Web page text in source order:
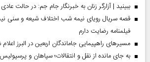
ببینید | آزارگر زنان به خبرنگار جام جم: در حالت
قصه سریال رویای نیمه شب اختلاف شیعه و سنی
فیلمنامه رضایت دارم
مسیر‌های راهپیمایی جاماندگان اربعین در البرز
به جای مانده از نقل و انتقالات؛ سپاهان و